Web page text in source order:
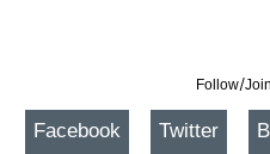
Follow/
Facebook Twitter